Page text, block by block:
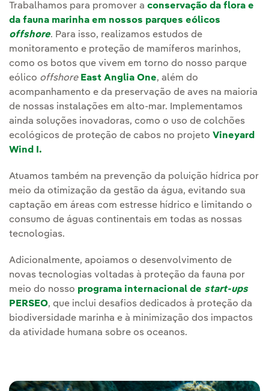
Trabalhamos para promover a conservação da flora e
da fauna marinha em nossos parques eólicos
offshore. Para isso, realizamos estudos de
monitoramento e proteção de mamíferos marinhos,
como os botos que vivem em torno do nosso parque
eólico offshore East Anglia One, além do
acompanhamento e da preservação de aves na maioria
de nossas instalações em alto-mar. Implementamos
ainda soluções inovadoras, como o uso de colchões
ecológicos de proteção de cabos no projeto Vineyard
Wind I.
Atuamos também na prevenção da poluição hídrica por
meio da otimização da gestão da água, evitando sua
captação em áreas com estresse hídrico e limitando o
consumo de águas continentais em todas as nossas
tecnologias.
Adicionalmente, apoiamos o desenvolvimento de
novas tecnologias voltadas à proteção da fauna por
meio do nosso programa internacional de start-ups
PERSEO, que inclui desafios dedicados à proteção da
biodiversidade marinha e à minimização dos impactos
da atividade humana sobre os oceanos.